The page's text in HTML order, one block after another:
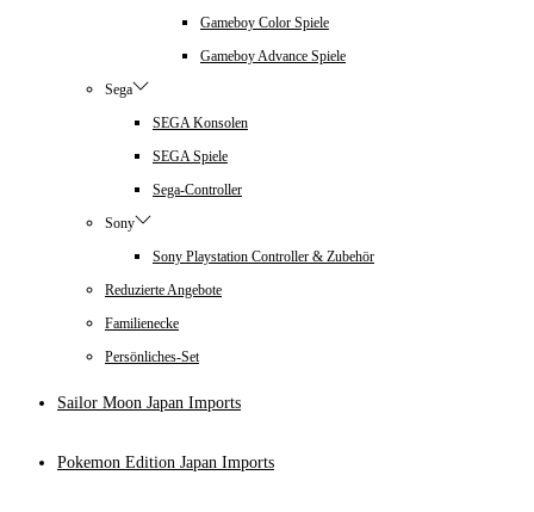
Gameboy Color Spiele
Gameboy Advance Spiele
Sega
SEGA Konsolen
SEGA Spiele
Sega-Controller
Sony
Sony Playstation Controller & Zubehör
Reduzierte Angebote
Familienecke
Persönliches-Set
Sailor Moon Japan Imports
Pokemon Edition Japan Imports